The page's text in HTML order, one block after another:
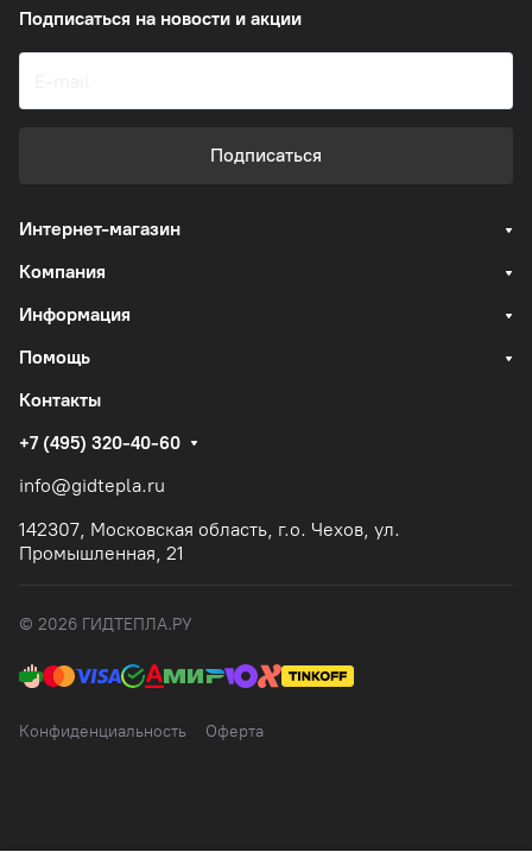
Подписаться на новости и акции
Подписаться
Интернет-магазин
Компания
Информация
Помощь
Контакты
+7 (495) 320-40-60
info@gidtepla.ru
142307, Московская область, г.о. Чехов, ул.
Промышленная, 21
© 2026 ГИДТЕПЛА.РУ
Конфиденциальность Оферта